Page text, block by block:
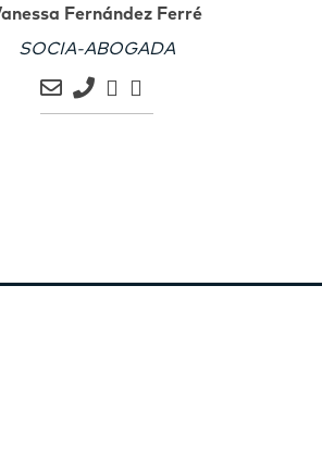
Fernández Ferré
SOCIA-ABOGADA